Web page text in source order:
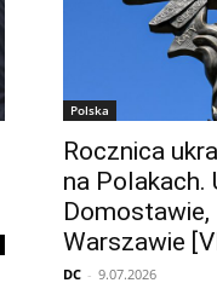
Polska
Rocznica
na
Domostawie,
Warszawie
DC - 9.07.2026